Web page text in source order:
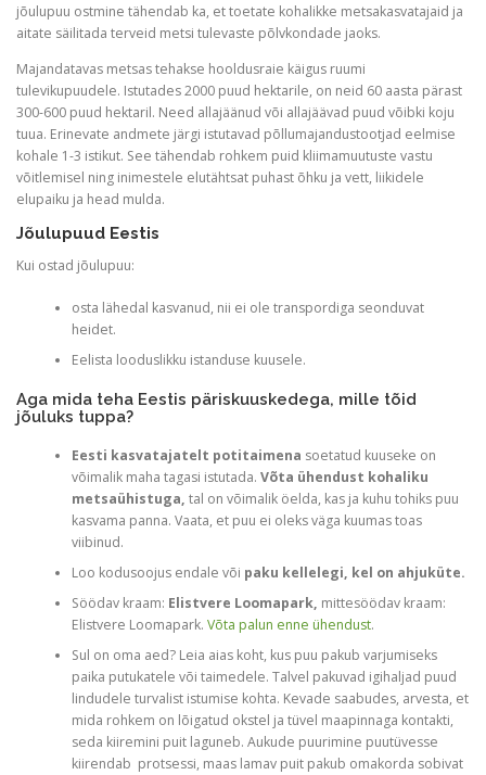
jõulupuu ostmine tähendab ka, et toetate kohalikke metsakasvatajaid ja
aitate säilitada terveid metsi tulevaste põlvkondade jaoks.
Majandatavas metsas tehakse hooldusraie käigus ruumi
tulevikupuudele. Istutades 2000 puud hektarile, on neid 60 aasta pärast
300-600 puud hektaril. Need allajäänud või allajäävad puud võibki koju
tuua. Erinevate andmete järgi istutavad põllumajandustootjad eelmise
kohale 1-3 istikut. See tähendab rohkem puid kliimamuutuste vastu
võitlemisel ning inimestele elutähtsat puhast õhku ja vett, liikidele
elupaiku ja head mulda.
Jõulupuud Eestis
Kui ostad jõulupuu:
osta lähedal kasvanud, nii ei ole transpordiga seonduvat
heidet.
Eelista looduslikku istanduse kuusele.
Aga mida teha Eestis päriskuuskedega, mille tõid
jõuluks tuppa?
Eesti kasvatajatelt potitaimena soetatud kuuseke on
võimalik maha tagasi istutada. Võta ühendust kohaliku
metsaühistuga, tal on võimalik öelda, kas ja kuhu tohiks puu
kasvama panna. Vaata, et puu ei oleks väga kuumas toas
viibinud.
Loo kodusoojus endale või paku kellelegi, kel on ahjuküte.
Söödav kraam: Elistvere Loomapark, mittesöödav kraam:
Elistvere Loomapark. Võta palun enne ühendust.
Sul on oma aed? Leia aias koht, kus puu pakub varjumiseks
paika putukatele või taimedele. Talvel pakuvad igihaljad puud
lindudele turvalist istumise kohta. Kevade saabudes, arvesta, et
mida rohkem on lõigatud okstel ja tüvel maapinnaga kontakti,
seda kiiremini puit laguneb. Aukude puurimine puutüvesse
kiirendab protsessi, maas lamav puit pakub omakorda sobivat